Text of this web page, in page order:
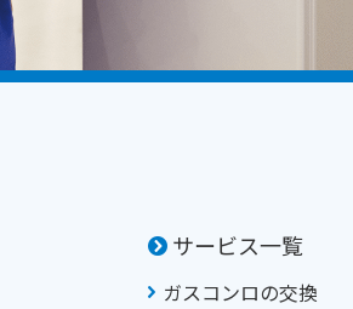
サービス一覧
ガスコンロの交換